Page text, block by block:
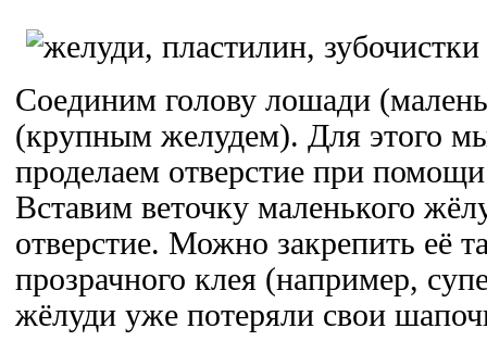
Соединим голову лошади
(крупным желудем). Для этого
проделаем отверстие при
Вставим веточку маленького
отверстие. Можно закрепить её
прозрачного клея (например,
жёлуди уже потеряли свои